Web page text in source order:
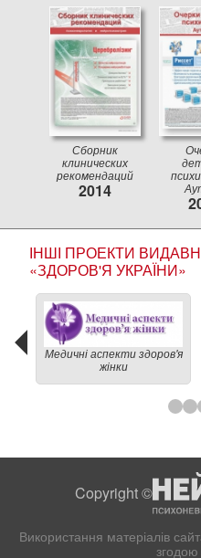
Сборник
клинических
рекомендаций
2014
ІНШІ ПРОЕКТИ
«ЗДОРОВ'Я УКРАЇНИ»
Медичні аспекти здоров'я
жінки
Copyright ©
Використання матеріалів
згодою